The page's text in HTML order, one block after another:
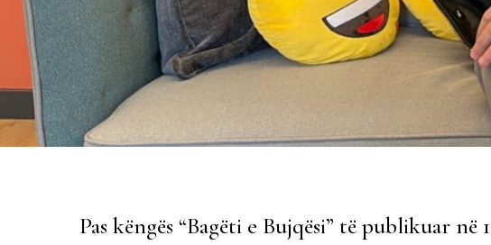
Pas këngës “Bagëti e Bujqësi” të publikuar